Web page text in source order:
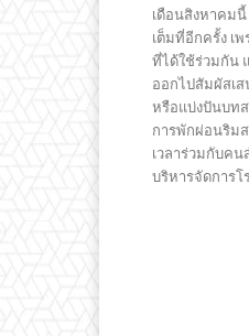
เดือนสิงหาคม
เต็มที่อีกครั้ง เ
ที่ได้ใช้ร่วมกัน
ออกไปสัมผัสเ
หรือแบ่งปันบท
การพักผ่อนริม
เวลาร่วมกับค
บริหารจัดการโ